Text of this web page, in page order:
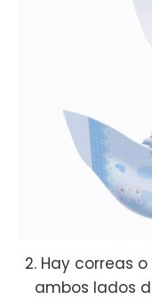
2. Hay correas
ambos lados